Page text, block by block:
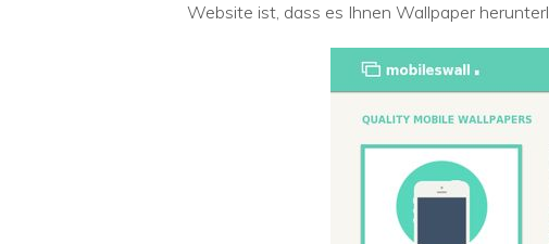
Website ist, dass es Ihnen Wallpaper